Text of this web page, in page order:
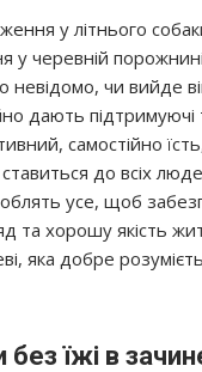
у літнього
у черевній
чи вийде
дають підтримуючі
самостійно
до всіх
усе, щоб
та хорошу якість
яка добре
без їжі в